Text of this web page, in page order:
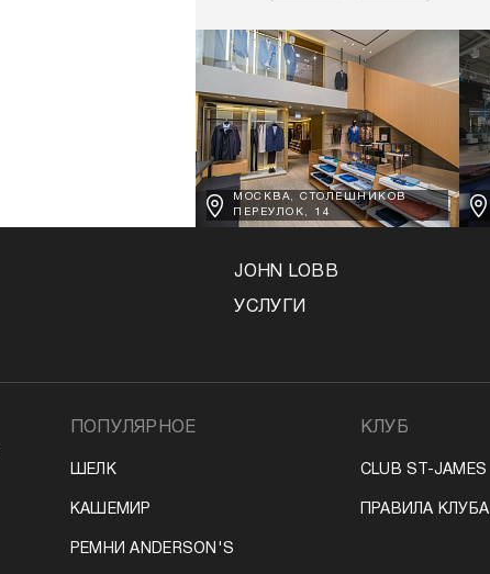
МОСКВА, СТОЛЕШНИКОВ
ПЕРЕУЛОК, 14
JOHN LOBB
УСЛУГИ
ПОПУЛЯРНОЕ
ШЕЛК
КАШЕМИР
РЕМНИ ANDERSON'S
КЛУБ
CLUB ST-JAMES
ПРАВИЛА КЛУБА